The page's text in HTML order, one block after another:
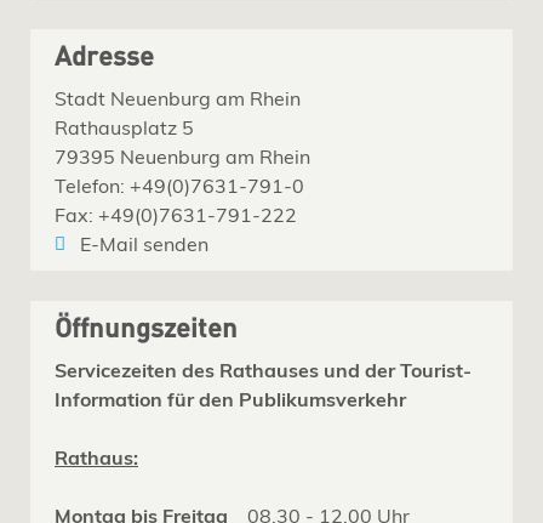
Adresse
Stadt Neuenburg am Rhein
Rathausplatz 5
79395 Neuenburg am Rhein
Telefon: +49(0)7631-791-0
Fax: +49(0)7631-791-222
E-Mail senden
Öffnungszeiten
Servicezeiten des Rathauses und der Tourist-
Information für den Publikumsverkehr
Rathaus:
Montag bis Freitag 08.30 - 12.00 Uhr